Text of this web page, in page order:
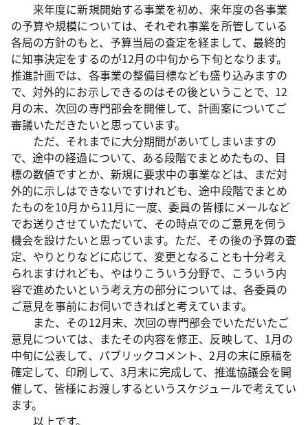
来年度に新規開始する事業を初め、来年度の各事業
の予算や規模については、それぞれ事業を所管している
各局の方針のもと、予算当局の査定を経まして、最終的
に知事決定をするのが12月の中旬から下旬となります。
推進計画では、各事業の整備目標なども盛り込みますの
で、対外的にお示しできるのはその後ということで、12
月の末、次回の専門部会を開催して、計画案についてご
審議いただきたいと思っています。
ただ、それまでに大分期間があいてしまいますの
で、途中の経過について、ある段階でまとめたもの、目
標の数値ですとか、新規に要求中の事業などは、まだ対
外的に示しはできないですけれども、途中段階でまとめ
たものを10月から11月に一度、委員の皆様にメールなど
でお送りさせていただいて、その時点でのご意見を伺う
機会を設けたいと思っています。ただ、その後の予算の査
定、やりとりなどに応じて、変更となることも十分考え
られますけれども、やはりこういう分野で、こういう内
容で進めたいという考え方の部分については、各委員の
ご意見を事前にお伺いできればと考えています。
また、その12月末、次回の専門部会でいただいたご
意見については、またその内容を修正、反映して、1月の
中旬に公表して、パブリックコメント、2月の末に原稿を
確定して、印刷して、3月末に完成して、推進協議会を開
催して、皆様にお渡しするというスケジュールで考えてい
ます。
以上です。